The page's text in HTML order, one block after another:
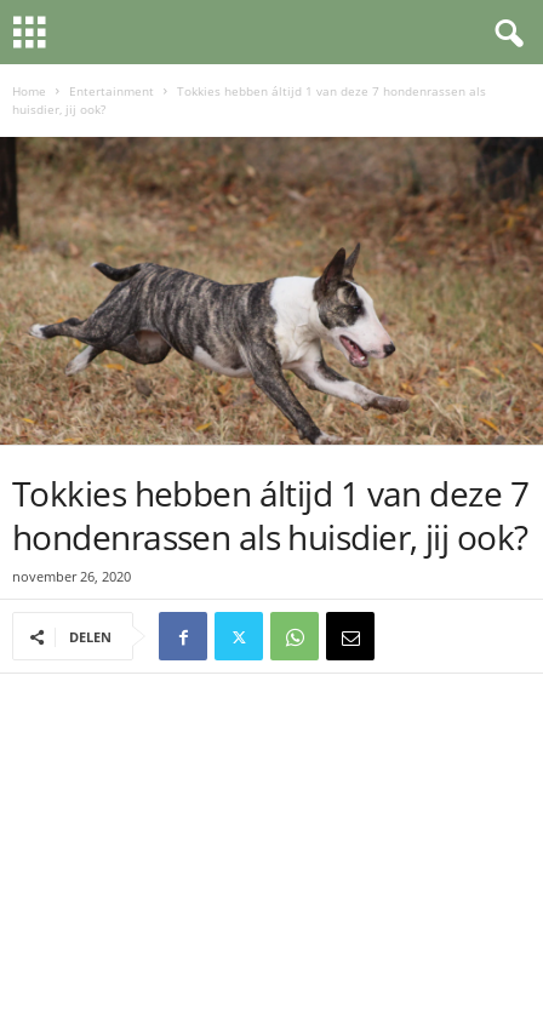
Home Entertainment
Tokkies hebben áltijd 1 van deze 7 hondenrassen als
huisdier, jij ook?
Tokkies hebben áltijd 1 van deze 7
hondenrassen als huisdier, jij ook?
november 26, 2020
DELEN